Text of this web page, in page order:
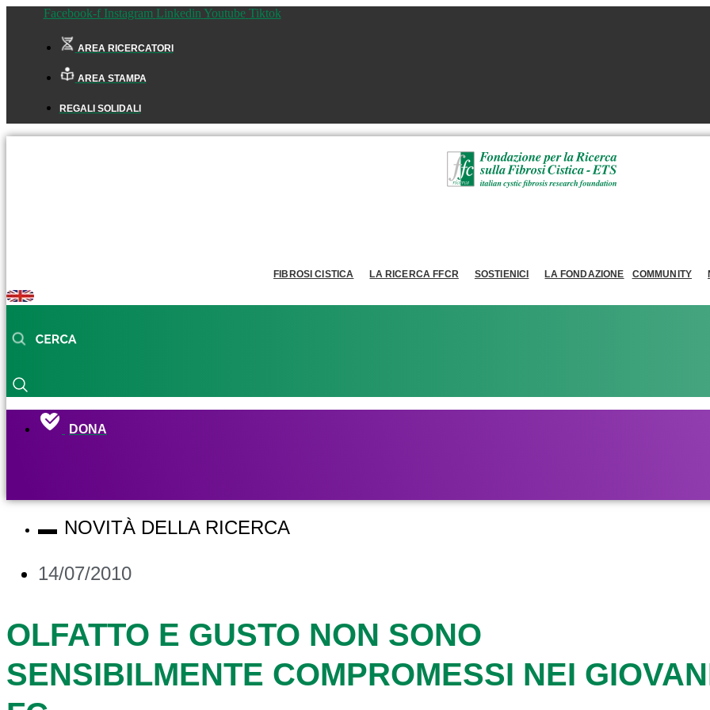
Facebook-f Instagram Linkedin Youtube Tiktok
AREA RICERCATORI
AREA STAMPA
REGALI SOLIDALI
FIBROSI CISTICA LA RICERCA FFCR SOSTIENICI LA FONDAZIONE COMMUNITY
DONA
NOVITÀ DELLA RICERCA
14/07/2010
OLFATTO E GUSTO NON SONO
SENSIBILMENTE COMPROMESSI NEI